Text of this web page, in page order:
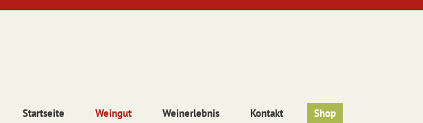
Startseite Weingut Weinerlebnis Kontakt Shop